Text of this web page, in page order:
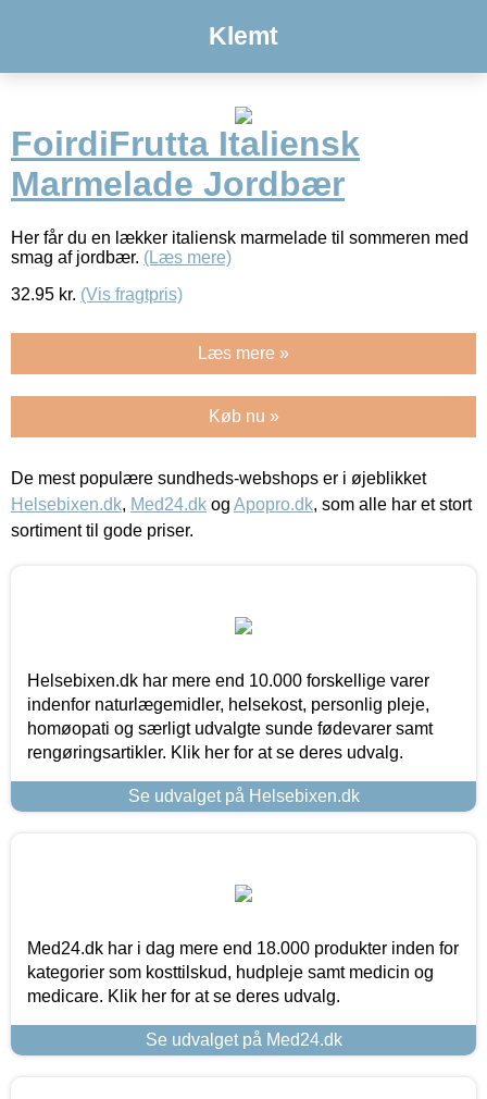
Klemt
FoirdiFrutta Italiensk
Marmelade Jordbær
Her får du en lækker italiensk marmelade til sommeren med
smag af jordbær. (Læs mere)
32.95 kr. (Vis fragtpris)
Læs mere »
Køb nu »
De mest populære sundheds-webshops er i øjeblikket
Helsebixen.dk, Med24.dk og Apopro.dk, som alle har et stort
sortiment til gode priser.
Helsebixen.dk har mere end 10.000 forskellige varer
indenfor naturlægemidler, helsekost, personlig pleje,
homøopati og særligt udvalgte sunde fødevarer samt
rengøringsartikler. Klik her for at se deres udvalg.
Se udvalget på Helsebixen.dk
Med24.dk har i dag mere end 18.000 produkter inden for
kategorier som kosttilskud, hudpleje samt medicin og
medicare. Klik her for at se deres udvalg.
Se udvalget på Med24.dk